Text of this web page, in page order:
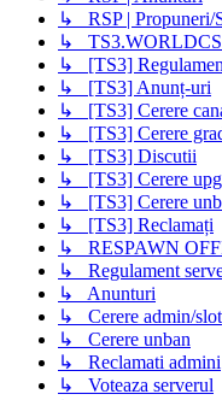
↳ RSP | Propuneri/
↳
↳ [TS3]
↳ [TS3] Anunț-uri
↳ [TS3] Cerere
↳ [TS3] Cerere
↳ [TS3] Discutii
↳ [TS3] Cerere
↳ [TS3] Cerere
↳ [TS3] Reclamați
↳ RESPAWN
↳ Regulament
↳ Anunturi
↳ Cerere admin/slot
↳ Cerere unban
↳ Reclamati admini
↳ Voteaza serverul